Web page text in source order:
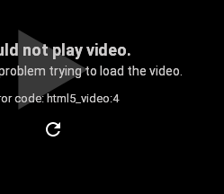
not play video.
trying to load the video.
code: html5_video:4